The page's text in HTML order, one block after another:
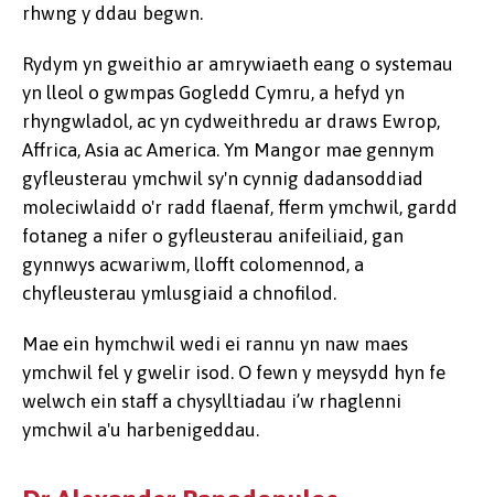
rhwng y ddau begwn.
Rydym yn gweithio ar amrywiaeth eang o systemau
yn lleol o gwmpas Gogledd Cymru, a hefyd yn
rhyngwladol, ac yn cydweithredu ar draws Ewrop,
Affrica, Asia ac America. Ym Mangor mae gennym
gyfleusterau ymchwil sy'n cynnig dadansoddiad
moleciwlaidd o'r radd flaenaf, fferm ymchwil, gardd
fotaneg a nifer o gyfleusterau anifeiliaid, gan
gynnwys acwariwm, llofft colomennod, a
chyfleusterau ymlusgiaid a chnofilod.
Mae ein hymchwil wedi ei rannu yn naw maes
ymchwil fel y gwelir isod. O fewn y meysydd hyn fe
welwch ein staff a chysylltiadau i’w rhaglenni
ymchwil a'u harbenigeddau.